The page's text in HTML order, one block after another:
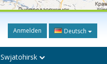
Anmelden Deutsch
Swjatohirsk